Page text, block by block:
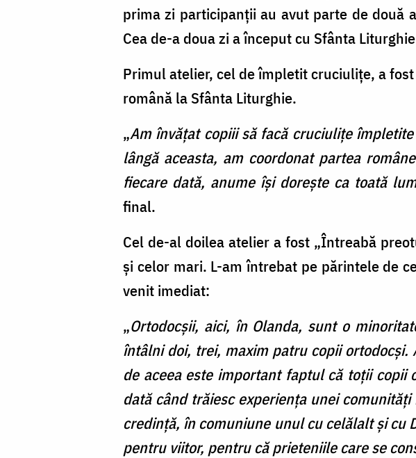
prima zi participanții au avut parte de două
Cea de-a doua zi a început cu Sfânta
Primul atelier, cel de împletit cruciulițe, a
română la Sfânta Liturghie.
„Am învățat copiii să facă cruciulițe
lângă aceasta, am coordonat partea
fiecare dată, anume își dorește ca toată
final.
Cel de-al doilea atelier a fost „Întreabă
și celor mari. L-am întrebat pe părintele de
venit imediat:
„Ortodocșii, aici, în Olanda, sunt o
întâlni doi, trei, maxim patru copii
de aceea este important faptul că toții
dată când trăiesc experiența unei
credință, în comuniune unul cu celălalt și cu
pentru viitor, pentru că prieteniile care se